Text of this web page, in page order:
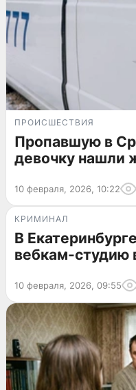
ПРОИСШЕСТВИЯ
Пропавшую в
девочку нашли
10 февраля, 2026, 10:22
КРИМИНАЛ
В
вебкам-студию
10 февраля, 2026, 09:55